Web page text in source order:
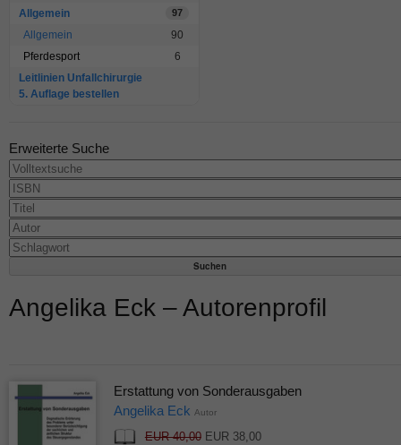
Allgemein 97
Allgemein
90
Pferdesport
6
Leitlinien Unfallchirurgie
5. Auflage bestellen
Erweiterte Suche
Angelika Eck – Autorenprofil
Erstattung von Sonderausgaben
Angelika Eck Autor
EUR 40,00EUR 38,00